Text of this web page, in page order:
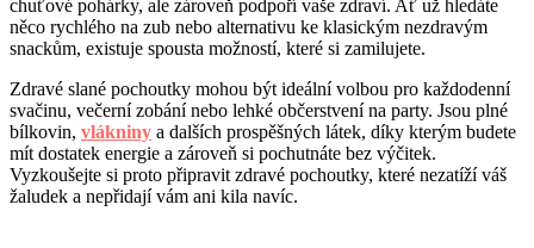
chuťové pohárky, ale zároveň podpoří vaše zdraví. Ať už hledáte
něco rychlého na zub nebo alternativu ke klasickým nezdravým
snackům, existuje spousta možností, které si zamilujete.
Zdravé slané pochoutky mohou být ideální volbou pro každodenní
svačinu, večerní zobání nebo lehké občerstvení na party. Jsou plné
bílkovin, vlákniny a dalších prospěšných látek, díky kterým budete
mít dostatek energie a zároveň si pochutnáte bez výčitek.
Vyzkoušejte si proto připravit zdravé pochoutky, které nezatíží váš
žaludek a nepřidají vám ani kila navíc.